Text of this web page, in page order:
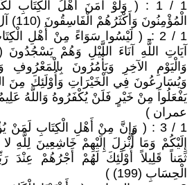
1 / 1 : ( وَلَوْ آمَنَ أَهْلُ الْكِتَابِ
الْمُؤْمِنُونَ وَأَكْثَرُهُمْ الْفَاسِقُونَ (110) آل عمران )
1 / 2 :ـ ( لَيْسُوا سَوَاءً مِنْ أَهْلِ
وَالْيَوْمِ الآخِرِ وَيَأْمُرُونَ بِالْمَعْرُوفِ
عمران )
1 / 3 : ( وَإِنَّ مِنْ أَهْلِ الْكِتَابِ لَمَنْ
إِلَيْكُمْ وَمَا أُنْزِلَ إِلَيْهِمْ خَاشِعِينَ لِلَّهِ
ثَمَناً قَلِيلاً أُوْلَئِكَ لَهُمْ أَجْرُهُمْ عِنْدَ
الْحِسَابِ (199) )